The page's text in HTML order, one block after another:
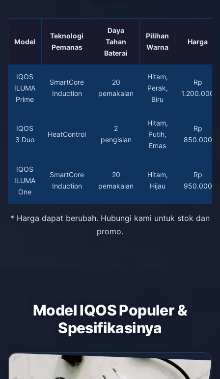
Model
Teknologi
Pemanas
Daya
Tahan
Baterai
Pilihan
Warna
Harga
IQOS
ILUMA
Prime
SmartCore
Induction
20
pemakaian
Hitam,
Perak,
Biru
Rp
1.200.000
IQOS
3 Duo
HeatControl
2
pengisian
Hitam,
Putih,
Emas
Rp
850.000
IQOS
ILUMA
One
SmartCore
Induction
20
pemakaian
Hitam,
Hijau
Rp
950.000
* Harga dapat berubah. Hubungi kami untuk stok dan
promo.
Model IQOS Populer &
Spesifikasinya